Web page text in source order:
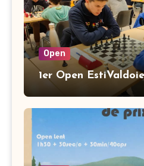
Open
1er Open EstiValdoie